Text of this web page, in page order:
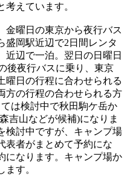
えています。
金曜日の東京から夜行バス
盛岡駅近辺で2日間レンタ
近辺で一泊。翌日の日曜日
後夜行バスに乗り、東京
曜日の行程に合わせられる
方の行程の合わせられる方
は検討中で秋田駒ケ岳か
吉山などが候補)になりま
検討中ですが、キャンプ場
表者がまとめて予約にな
になります。キャンプ場か
す。